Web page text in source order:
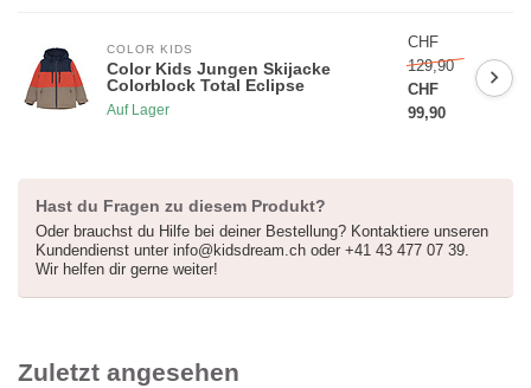
COLOR KIDS
Color Kids Jungen Skijacke
Colorblock Total Eclipse
Auf Lager
CHF
129,90
CHF
99,90
Hast du Fragen zu diesem Produkt?
Oder brauchst du Hilfe bei deiner Bestellung? Kontaktiere unseren
Kundendienst unter info@kidsdream.ch oder +41 43 477 07 39.
Wir helfen dir gerne weiter!
Zuletzt angesehen
* 30 Tage gültig und ohne Mindestbestellwert, nicht kumulierbar mit